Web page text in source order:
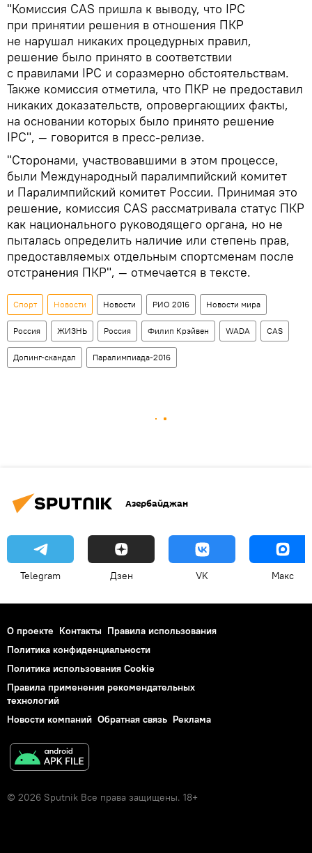
"Комиссия CAS пришла к выводу, что IPC
при принятии решения в отношения ПКР
не нарушал никаких процедурных правил,
решение было принято в соответствии
с правилами IPC и соразмерно обстоятельствам.
Также комиссия отметила, что ПКР не предоставил
никаких доказательств, опровергающиих факты,
на основании которых было принято решение
IPC", — говорится в пресс-релизе.
"Сторонами, участвовавшими в этом процессе,
были Международный паралимпийский комитет
и Паралимпийский комитет России. Принимая это
решение, комиссия CAS рассматривала статус ПКР
как национального руководящего органа, но не
пыталась определить наличие или степень прав,
предоставляемых отдельным спортсменам после
отстранения ПКР", — отмечается в тексте.
Спорт Новости Новости РИО 2016 Новости мира
Россия ЖИЗНЬ Россия Филип Крэйвен WADA CAS
Допинг-скандал Паралимпиада-2016
Азербайджан
Telegram Дзен VK Макс
О проекте Контакты Правила использования
Политика конфиденциальности
Политика использования Cookie
Правила применения рекомендательных
технологий
Новости компаний Обратная связь Реклама
© 2026 Sputnik Все права защищены. 18+